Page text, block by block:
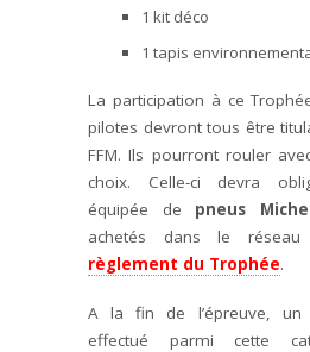
1 kit déco
1 tapis
La participation à ce
pilotes devront tous être
FFM. Ils pourront rouler
choix. Celle-ci devra
équipée de pneus
achetés dans le réseau
règlement du Trophée.
A la fin de l’épreuve, un
effectué parmi cette